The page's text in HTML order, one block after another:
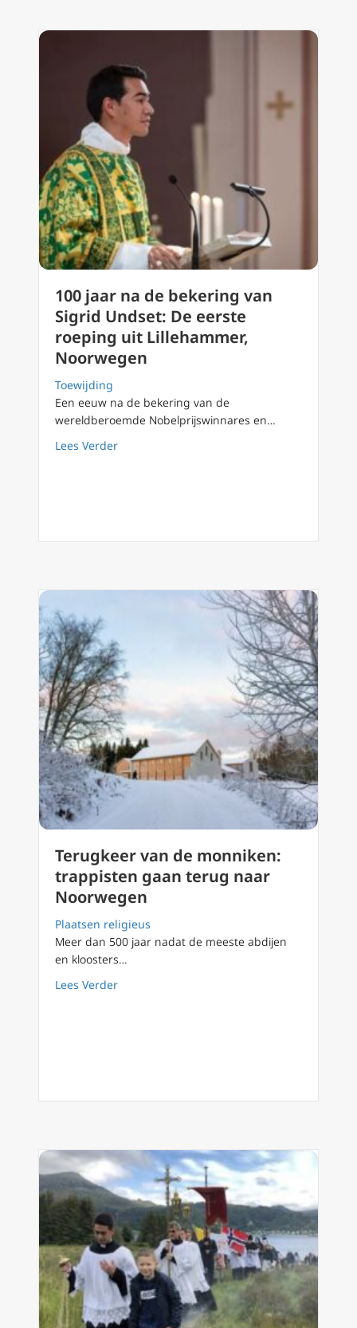
100 jaar na de bekering van
Sigrid Undset: De eerste
roeping uit Lillehammer,
Noorwegen
Toewijding
Een eeuw na de bekering van de
wereldberoemde Nobelprijswinnares en…
Lees Verderabout 100 jaar na de bekering van Sigrid
Terugkeer van de monniken:
trappisten gaan terug naar
Noorwegen
Plaatsen religieus
Meer dan 500 jaar nadat de meeste abdijen
en kloosters…
Lees Verderabout Terugkeer van de monniken: